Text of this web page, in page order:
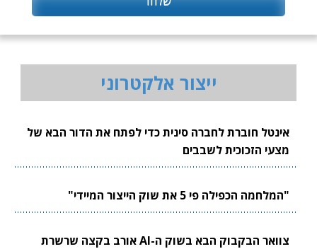
ייצור אלקטרוני
אינטל חוברת לחברה סינית כדי לפתח את הדור הבא של
מצעי הזכוכית לשבבים
"המלחמה הכפילה פי 5 את שוק הייצור המיידי"
צוואר הבקבוק הבא בשוק ה-AI אורב בקצה שרשרת